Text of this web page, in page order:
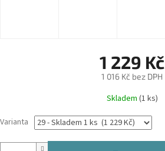
1 229 Kč
1 016 Kč bez DPH
Měrná
cena:
Skladem (1 ks)
Varianta